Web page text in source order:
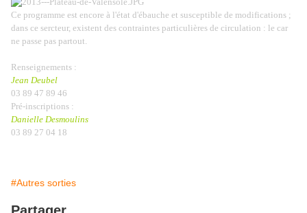
Ce programme est encore à l'état d'ébauche et susceptible de modifications ;
dans ce sercteur, existent des contraintes particulières de circulation : le car
ne passe pas partout.
Renseignements :
Jean Deubel
03 89 47 89 46
Pré-inscriptions :
Danielle Desmoulins
03 89 27 04 18
#Autres sorties